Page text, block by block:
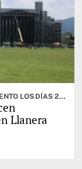
SE VENDERÁN BONOS CON UN 30 % DE DESCUENTO LOS DÍAS 28 DE FEBRERO Y 1 DE MARZO
Llanera